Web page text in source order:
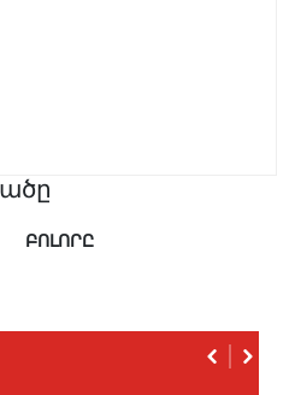
ԲՈԼՈՐԸ